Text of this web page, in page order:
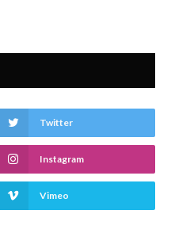
Twitter
Instagram
Vimeo